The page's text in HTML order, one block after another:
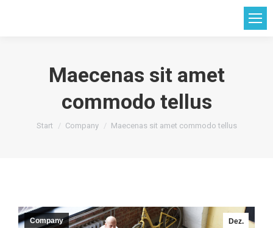
Maecenas sit amet
commodo tellus
Sie befinden sich hier:
Start Company Maecenas sit amet commodo tellus
Dez.
Company